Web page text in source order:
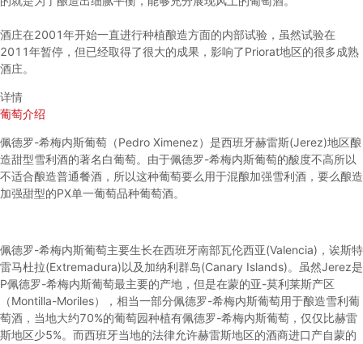
酒庄在2001年开始一直进行种植酿造方面的内部试验，虽然试验在
2011年暂停，但已经取得了很大的成果，影响了Priorat地区的很多成熟
酒庄。
详情
葡萄介绍
佩德罗-希梅内斯葡萄（Pedro Ximenez）是西班牙赫雷斯(Jerez)地区酿
造甜型雪利酒的著名白葡萄。由于佩德罗-希梅内斯葡萄的酸度不高所以
不适合酿造普通餐酒，所以这种葡萄要么用于混酿加强雪利酒，要么酿造
加强甜型的PX单一葡萄品种葡萄酒。
佩德罗-希梅内斯葡萄主要生长在西班牙南部瓦伦西亚(Valencia)，诶斯特
雷马杜拉(Extremadura)以及加纳利群岛(Canary Islands)。虽然Jerez是
P佩德罗-希梅内斯葡萄最主要的产地，但是在蒙的亚-莫利莱斯产区
（Montilla-Moriles），相当一部分佩德罗-希梅内斯葡萄用于酿造雪利葡
萄酒，当地大约70%的葡萄园种植有佩德罗-希梅内斯葡萄，仅仅比赫雷
斯地区少5%。而西班牙当地的法律允许赫雷斯地区的酒商进口产自蒙的